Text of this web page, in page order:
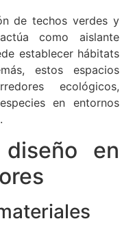
de techos verdes y
como aislante
establecer hábitats
estos espacios
ecológicos,
en entornos
en